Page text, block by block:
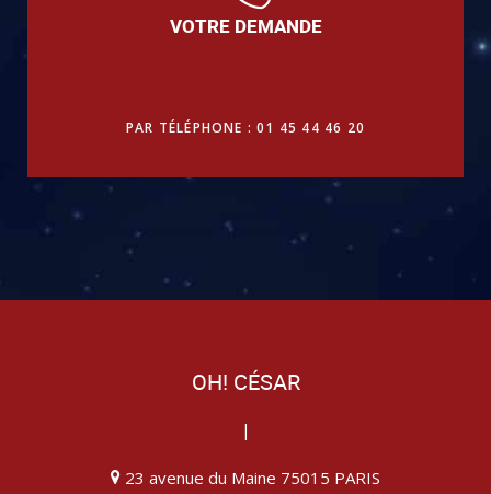
VOTRE DEMANDE
PAR TÉLÉPHONE : 01 45 44 46 20
OH! CÉSAR
|
23 avenue du Maine 75015 PARIS